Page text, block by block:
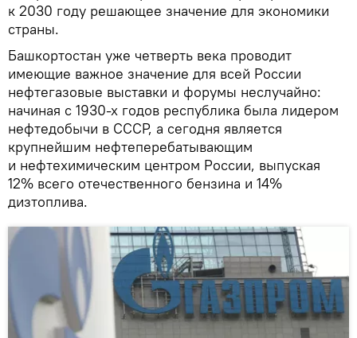
к 2030 году решающее значение для экономики
страны.
Башкортостан уже четверть века проводит
имеющие важное значение для всей России
нефтегазовые выставки и форумы неслучайно:
начиная с 1930-х годов республика была лидером
нефтедобычи в СССР, а сегодня является
крупнейшим нефтеперебатывающим
и нефтехимическим центром России, выпуская
12% всего отечественного бензина и 14%
дизтоплива.